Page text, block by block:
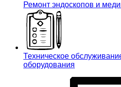
Ремонт эндоскопов и
Техническое
оборудования